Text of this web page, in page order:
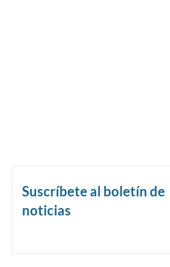
Suscríbete al boletín de
noticias